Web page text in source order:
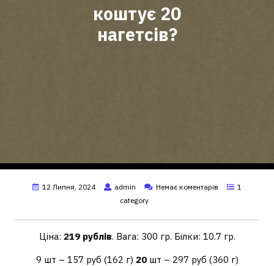
коштує 20
нагетсів?
12 Липня, 2024 admin Немає коментарів
1
category
Ціна: 219 рублів. Вага: 300 гр. Білки: 10.7 гр.
9 шт – 157 руб (162 г) 20шт – 297 руб (360 г)